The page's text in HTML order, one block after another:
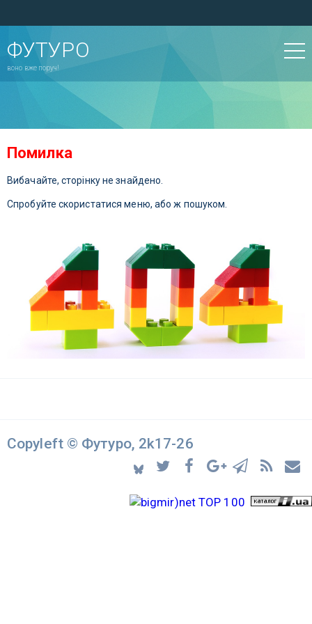
ФУТУРО
воно вже поруч!
Помилка
Вибачайте, сторінку не знайдено.
Спробуйте скористатися меню, або ж пошуком.
Copyleft © Футуро, 2k17-26